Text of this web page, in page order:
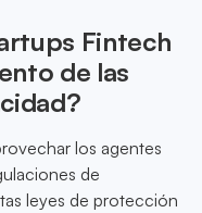
Fintech
de las
los agentes
de
leyes de protección